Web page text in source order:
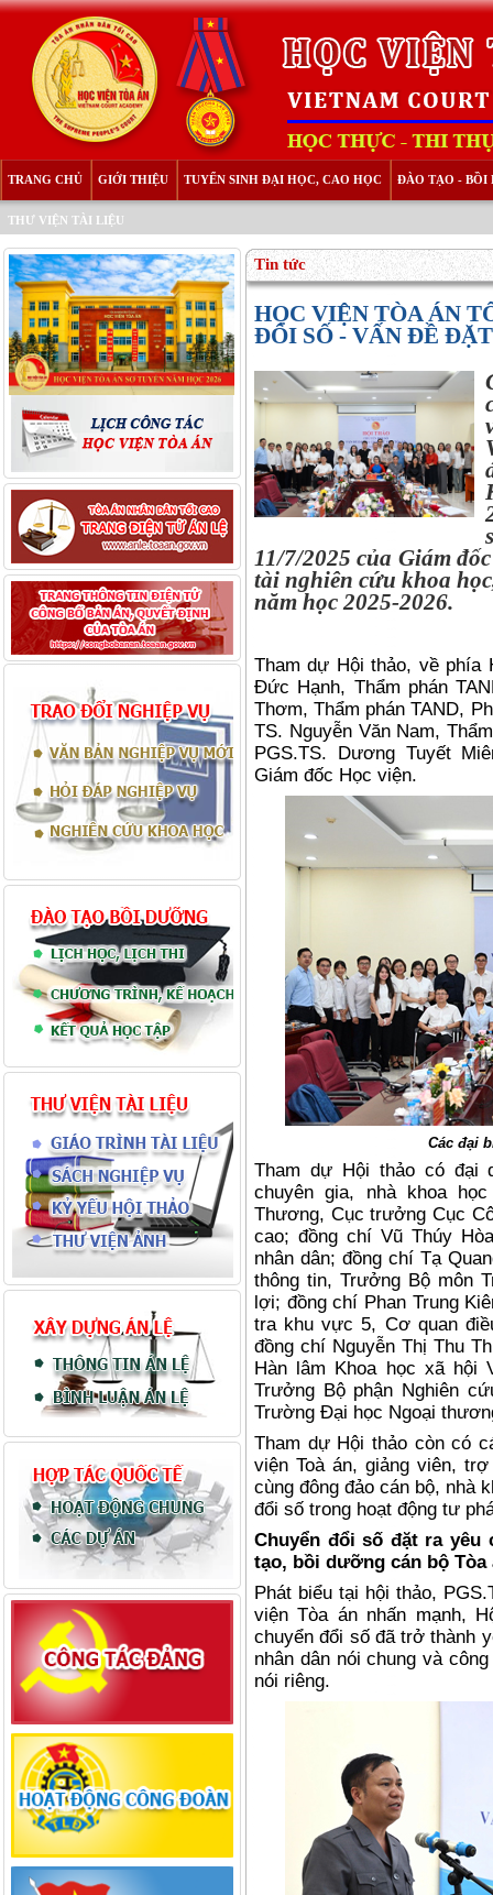
TRANG CHỦ GIỚI THIỆU TUYỂN SINH ĐẠI HỌC, CAO HỌC ĐÀO TẠO - BỒI
THƯ VIỆN TÀI LIỆU
Tin tức
HỌC VIỆN TÒA ÁN
ĐỔI SỐ - VẤN ĐỀ
11/7/2025 của Giám
tài nghiên cứu khoa
năm học 2025-2026.
Tham dự Hội thảo, về phía
Đức Hạnh, Thẩm phán
Thơm, Thẩm phán TAND,
TS. Nguyễn Văn Nam,
PGS.TS. Dương Tuyết
Giám đốc Học viện.
Các đại
Tham dự Hội thảo có đại
chuyên gia, nhà khoa
Thương, Cục trưởng Cục
cao; đồng chí Vũ Thúy
nhân dân; đồng chí Tạ
thông tin, Trưởng Bộ môn
lợi; đồng chí Phan Trung
tra khu vực 5, Cơ quan
đồng chí Nguyễn Thị Thu
Hàn lâm Khoa học xã hội
Trưởng Bộ phận Nghiên
Trường Đại học Ngoại
Tham dự Hội thảo còn có
viện Toà án, giảng viên,
cùng đông đảo cán bộ, nhà
đổi số trong hoạt động tư
Chuyển đổi số đặt ra yêu
tạo, bồi dưỡng cán bộ Tòa
Phát biểu tại hội thảo,
viện Tòa án nhấn mạnh,
chuyển đổi số đã trở thành
nhân dân nói chung và
nói riêng.